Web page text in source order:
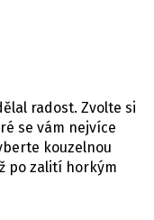
radost. Zvolte si
se vám nejvíce
kouzelnou
po zalití horkým